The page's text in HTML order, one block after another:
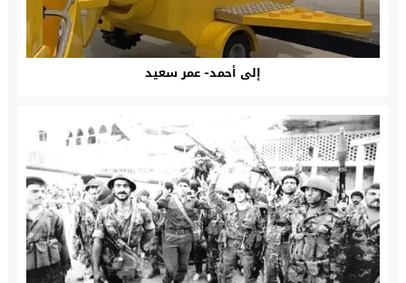
إلى أحمد- عمر سعيد